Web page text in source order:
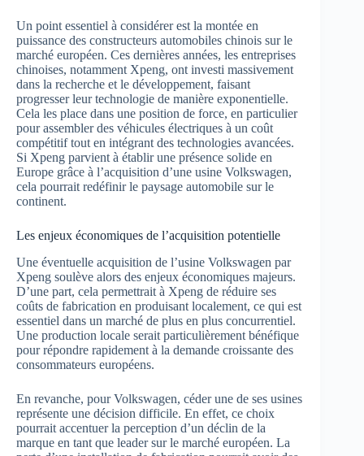
Un point essentiel à considérer est la montée en
puissance des constructeurs automobiles chinois sur le
marché européen. Ces dernières années, les entreprises
chinoises, notamment Xpeng, ont investi massivement
dans la recherche et le développement, faisant
progresser leur technologie de manière exponentielle.
Cela les place dans une position de force, en particulier
pour assembler des véhicules électriques à un coût
compétitif tout en intégrant des technologies avancées.
Si Xpeng parvient à établir une présence solide en
Europe grâce à l’acquisition d’une usine Volkswagen,
cela pourrait redéfinir le paysage automobile sur le
continent.
Les enjeux économiques de l’acquisition potentielle
Une éventuelle acquisition de l’usine Volkswagen par
Xpeng soulève alors des enjeux économiques majeurs.
D’une part, cela permettrait à Xpeng de réduire ses
coûts de fabrication en produisant localement, ce qui est
essentiel dans un marché de plus en plus concurrentiel.
Une production locale serait particulièrement bénéfique
pour répondre rapidement à la demande croissante des
consommateurs européens.
En revanche, pour Volkswagen, céder une de ses usines
représente une décision difficile. En effet, ce choix
pourrait accentuer la perception d’un déclin de la
marque en tant que leader sur le marché européen. La